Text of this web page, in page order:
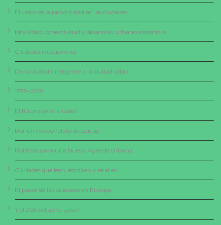
El valor de la proximidad en las ciudades
Movilidad, conectividad y desarrollo urbano sostenible
Ciudades más jóvenes
De la ciudad inteligente a la ciudad sabia
1978-2018
El futuro de tu ciudad
Por un nuevo relato de ciudad
Políticos para una Nueva Agenda Urbana
Ciudades que leen, escriben y relatan
El papel de las ciudades en Europa
Y el 2 de octubre, ¿qué?